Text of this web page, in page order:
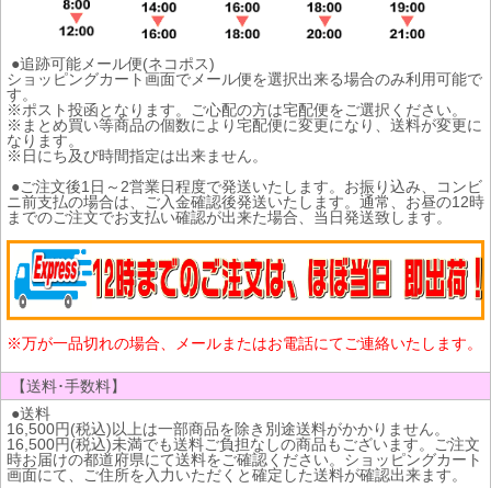
●追跡可能メール便(ネコポス)
ショッピングカート画面でメール便を選択出来る場合のみ利用可能で
す。
※ポスト投函となります。ご心配の方は宅配便をご選択ください。
※まとめ買い等商品の個数により宅配便に変更になり、送料が変更に
なります。
※日にち及び時間指定は出来ません。
●ご注文後1日～2営業日程度で発送いたします。お振り込み、コンビ
ニ前支払の場合は、ご入金確認後発送いたします。通常、お昼の12時
までのご注文でお支払い確認が出来た場合、当日発送致します。
※万が一品切れの場合、メールまたはお電話にてご連絡いたします。
【送料･手数料】
●送料
16,500円(税込)以上は一部商品を除き別途送料がかかりません。
16,500円(税込)未満でも送料ご負担なしの商品もございます。ご注文
時お届けの都道府県にて送料をご確認ください。ショッピングカート
画面にて、ご住所を入力いただくと確定した送料が確認出来ます。